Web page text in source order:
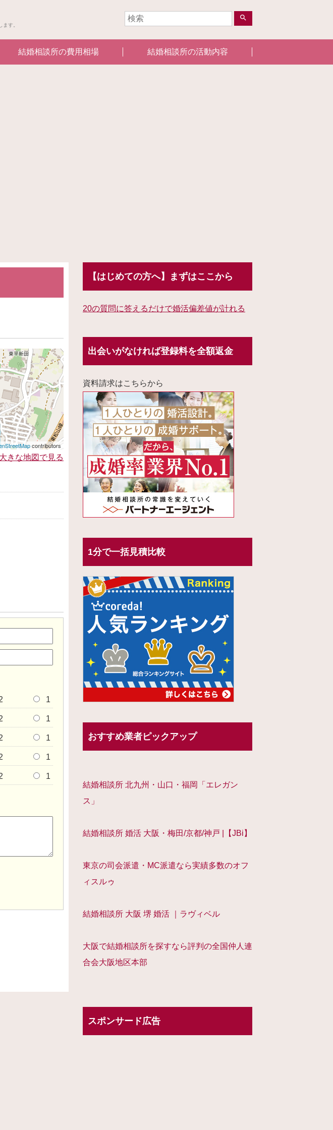
す。
search
結婚相談所の費用相場 結婚相談所の活動内容
contributors
大きな地図で見る
1
1
1
1
1
【はじめての方へ】まずはここから
20の質問に答えるだけで婚活偏差値が計れる
出会いがなければ登録料を全額返金
資料請求はこちらから
1分で一括見積比較
おすすめ業者ピックアップ
結婚相談所 北九州・山口・福岡「エレガン
ス」
結婚相談所 婚活 大阪・梅田/京都/神戸 |【JBi】
東京の司会派遣・MC派遣なら実績多数のオフ
ィスルゥ
結婚相談所 大阪 堺 婚活 ｜ラヴィベル
大阪で結婚相談所を探すなら評判の全国仲人連
合会大阪地区本部
スポンサード広告